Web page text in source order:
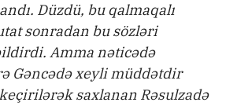
Düzdü, bu qalmaqalı
sonradan bu sözləri
Amma nəticədə
Gəncədə xeyli müddətdir
saxlanan Rəsulzadə